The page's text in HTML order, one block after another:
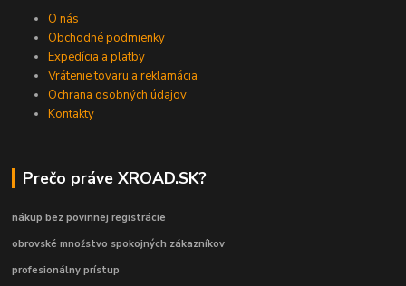
O nás
Obchodné podmienky
Expedícia a platby
Vrátenie tovaru a reklamácia
Ochrana osobných údajov
Kontakty
Prečo práve XROAD.SK?
nákup bez povinnej registrácie
obrovské množstvo spokojných zákazníkov
profesionálny prístup